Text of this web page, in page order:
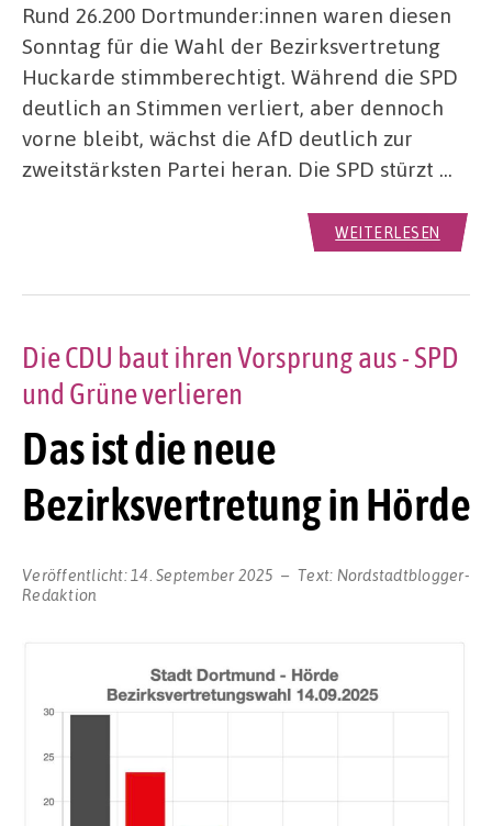
Rund 26.200 Dortmunder:innen waren diesen
Sonntag für die Wahl der Bezirksvertretung
Huckarde stimmberechtigt. Während die SPD
deutlich an Stimmen verliert, aber dennoch
vorne bleibt, wächst die AfD deutlich zur
zweitstärksten Partei heran. Die SPD stürzt …
WEITERLESEN
Das ist die neue
Bezirksvertretung in Hörde
Die CDU baut ihren Vorsprung aus - SPD
und Grüne verlieren
Veröffentlicht: 14. September 2025 Text: Nordstadtblogger-
Redaktion